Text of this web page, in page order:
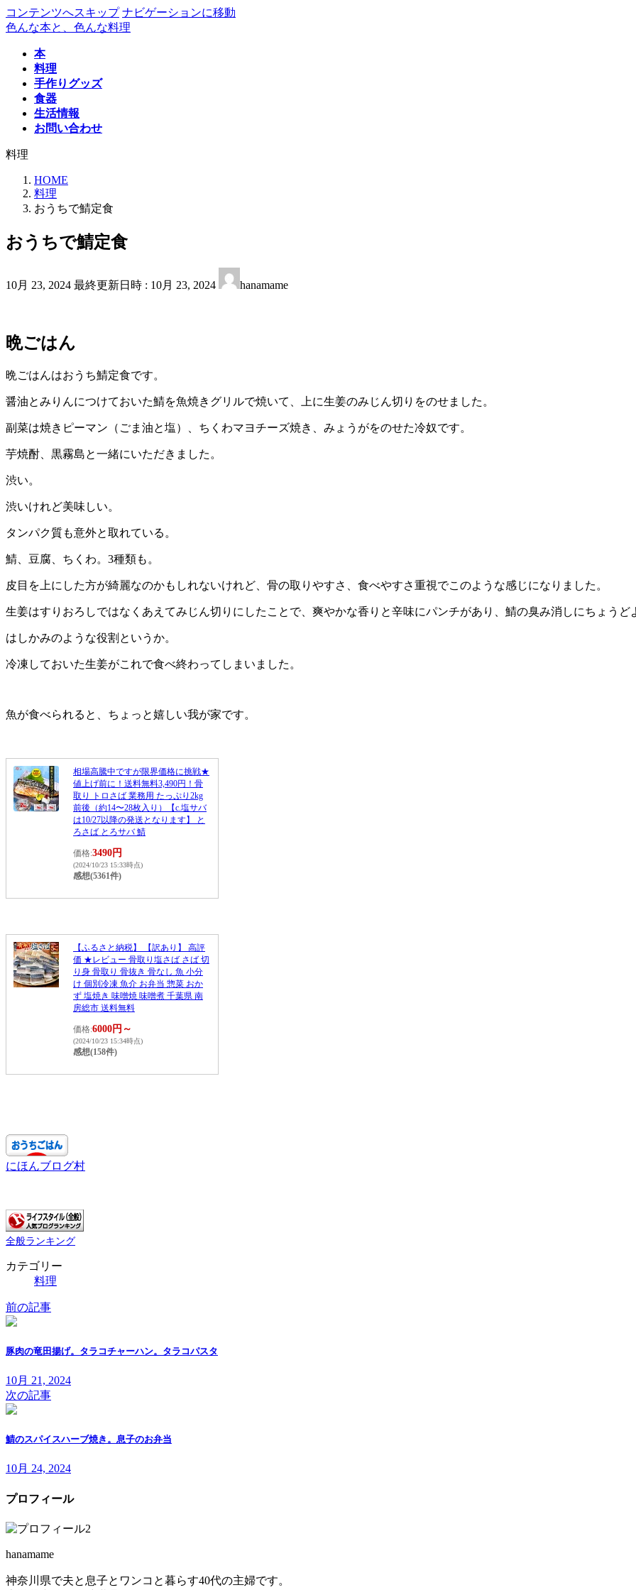
コンテンツへスキップ ナビゲーションに移動
色んな本と、色んな料理
本
料理
手作りグッズ
食器
生活情報
お問い合わせ
料理
HOME
料理
おうちで鯖定食
おうちで鯖定食
10月 23, 2024 最終更新日時 : 10月 23, 2024 hanamame
晩ごはん
晩ごはんはおうち鯖定食です。
醤油とみりんにつけておいた鯖を魚焼きグリルで焼いて、上に生姜のみじん切りをのせました。
副菜は焼きピーマン（ごま油と塩）、ちくわマヨチーズ焼き、みょうがをのせた冷奴です。
芋焼酎、黒霧島と一緒にいただきました。
渋い。
渋いけれど美味しい。
タンパク質も意外と取れている。
鯖、豆腐、ちくわ。3種類も。
皮目を上にした方が綺麗なのかもしれないけれど、骨の取りやすさ、食べやすさ重視でこのような感じになりました。
生姜はすりおろしではなくあえてみじん切りにしたことで、爽やかな香りと辛味にパンチがあり、鯖の臭み消しにちょうど
はしかみのような役割というか。
冷凍しておいた生姜がこれで食べ終わってしまいました。
魚が食べられると、ちょっと嬉しい我が家です。
相場高騰中ですが限界価格に挑戦★
値上げ前に！送料無料3,490円！骨
取り トロさば 業務用 たっぷり2kg
前後（約14〜28枚入り）【c.塩サバ
は10/27以降の発送となります】 と
ろさば とろサバ 鯖
価格:3490円
(2024/10/23 15:33時点)
感想(5361件)
【ふるさと納税】 【訳あり】 高評
価 ★レビュー 骨取り塩さば さば 切
り身 骨取り 骨抜き 骨なし 魚 小分
け 個別冷凍 魚介 お弁当 惣菜 おか
ず 塩焼き 味噌焼 味噌煮 千葉県 南
房総市 送料無料
価格:6000円～
(2024/10/23 15:34時点)
感想(158件)
にほんブログ村
全般ランキング
カテゴリー
料理
前の記事
豚肉の竜田揚げ。タラコチャーハン。タラコパスタ
10月 21, 2024
次の記事
鯖のスパイスハーブ焼き。息子のお弁当
10月 24, 2024
プロフィール
hanamame
神奈川県で夫と息子とワンコと暮らす40代の主婦です。